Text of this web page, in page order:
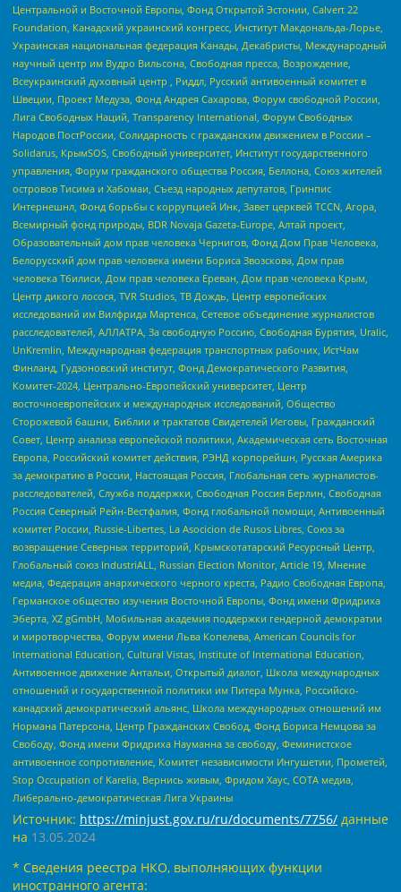
Центральной и Восточной Европы, Фонд Открытой Эстонии, Calvert 22
Foundation, Канадский украинский конгресс, Институт Макдональда-Лорье,
Украинская национальная федерация Канады, Декабристы, Международный
научный центр им Вудро Вильсона, Свободная пресса, Возрождение,
Всеукраинский духовный центр , Риддл, Русский антивоенный комитет в
Швеции, Проект Медуза, Фонд Андрея Сахарова, Форум свободной России,
Лига Свободных Наций, Transparеncy International, Форум Свободных
Народов ПостРоссии, Солидарность с гражданским движением в России –
Solidarus, КрымSOS, Свободный университет, Институт государственного
управления, Форум гражданского общества Россия, Беллона, Союз жителей
островов Тисима и Хабомаи, Съезд народных депутатов, Гринпис
Интернешнл, Фонд борьбы с коррупцией Инк, Завет церквей TCCN, Агора,
Всемирный фонд природы, BDR Novaja Gazeta-Europe, Алтай проект,
Образовательный дом прав человека Чернигов, Фонд Дом Прав Человека,
Белорусский дом прав человека имени Бориса Звозскова, Дом прав
человека Тбилиси, Дом прав человека Ереван, Дом прав человека Крым,
Центр дикого лосося, TVR Studios, ТВ Дождь, Центр европейских
исследований им Вилфрида Мартенса, Сетевое объединение журналистов
расследователей, АЛЛАТРА, За свободную Россию, Свободная Бурятия, Uralic,
UnKremlin, Международная федерация транспортных рабочих, ИстЧам
Финланд, Гудзоновский институт, Фонд Демократического Развития,
Комитет-2024, Центрально-Европейский университет, Центр
восточноевропейских и международных исследований, Общество
Сторожевой башни, Библии и трактатов Свидетелей Иеговы, Гражданский
Совет, Центр анализа европейской политики, Академическая сеть Восточная
Европа, Российский комитет действия, РЭНД корпорейшн, Русская Америка
за демократию в России, Настоящая Россия, Глобальная сеть журналистов-
расследователей, Служба поддержки, Свободная Россия Берлин, Свободная
Россия Северный Рейн-Вестфалия, Фонд глобальной помощи, Антивоенный
комитет России, Russie-Libertes, La Asocicion de Rusos Libres, Союз за
возвращение Северных территорий, Крымскотатарский Ресурсный Центр,
Глобальный союз IndustriALL, Russian Election Monitor, Article 19, Мнение
медиа, Федерация анархического черного креста, Радио Свободная Европа,
Германское общество изучения Восточной Европы, Фонд имени Фридриха
Эберта, XZ gGmbH, Мобильная академия поддержки гендерной демократии
и миротворчества, Форум имени Льва Копелева, American Councils for
International Education, Cultural Vistas, Institute of International Education,
Антивоенное движение Антальи, Открытый диалог, Школа международных
отношений и государственной политики им Питера Мунка, Российско-
канадский демократический альянс, Школа международных отношений им
Нормана Патерсона, Центр Гражданских Свобод, Фонд Бориса Немцова за
Свободу, Фонд имени Фридриха Науманна за свободу, Феминистское
антивоенное сопротивление, Комитет независимости Ингушетии, Прометей,
Stop Occupation of Karelia, Вернись живым, Фридом Хаус, СОТА медиа,
Либерально-демократическая Лига Украины
Источник: https://minjust.gov.ru/ru/documents/7756/ данные
на 13.05.2024
* Сведения реестра НКО, выполняющих функции
иностранного агента: